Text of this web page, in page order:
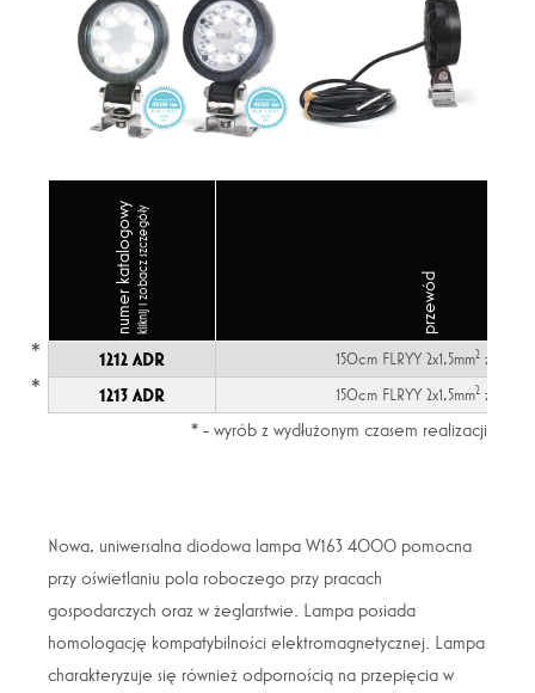
numer katalogowykliknij i zobacz szczegóły przewód
1212 ADR
* 150cm FLRYY 2x1,5mm2z ADR
1213 ADR
* 150cm FLRYY 2x1,5mm2z ADR
* - wyrób z wydłużonym czasem realizacji
Nowa, uniwersalna diodowa lampa W163 4000 pomocna
przy oświetlaniu pola roboczego przy pracach
gospodarczych oraz w żeglarstwie. Lampa posiada
homologację kompatybilności elektromagnetycznej. Lampa
charakteryzuje się również odpornością na przepięcia w